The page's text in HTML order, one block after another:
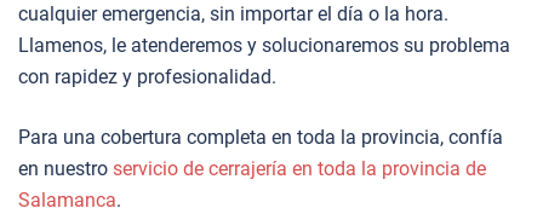
cualquier emergencia, sin importar el día o la hora.
Llamenos, le atenderemos y solucionaremos su problema
con rapidez y profesionalidad.
Para una cobertura completa en toda la provincia, confía
en nuestro servicio de cerrajería en toda la provincia de
Salamanca.